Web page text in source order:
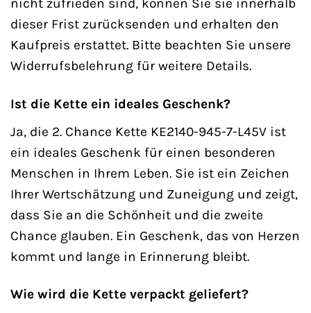
dieser Frist zurücksenden und erhalten den
Kaufpreis erstattet. Bitte beachten Sie unsere
Widerrufsbelehrung für weitere Details.
Ist die Kette ein ideales Geschenk?
Ja, die 2. Chance Kette KE2140-945-7-L45V ist
ein ideales Geschenk für einen besonderen
Menschen in Ihrem Leben. Sie ist ein Zeichen
Ihrer Wertschätzung und Zuneigung und zeigt,
dass Sie an die Schönheit und die zweite
Chance glauben. Ein Geschenk, das von Herzen
kommt und lange in Erinnerung bleibt.
Wie wird die Kette verpackt geliefert?